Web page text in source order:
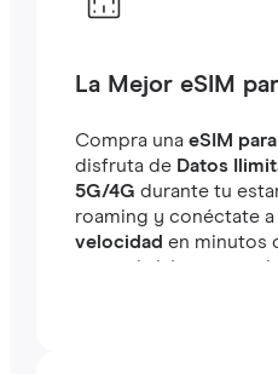
La Mejor eSIM
Compra una eSIM
disfruta de Datos
5G/4G durante tu
roaming y conéctate a
velocidad en minutos
tanto si viajas como si